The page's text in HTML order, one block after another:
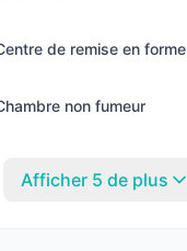
de remise en forme
non fumeur
Afficher 5 de plus